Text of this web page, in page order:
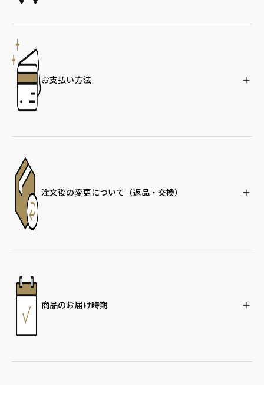
お支払い方法
注文後の変更について （返品・交換）
商品のお届け時期